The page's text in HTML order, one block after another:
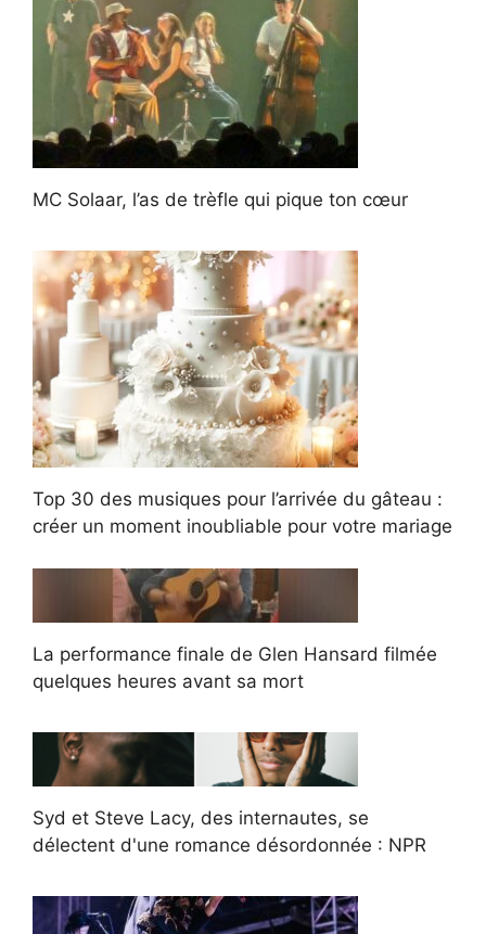
MC Solaar, l’as de trèfle qui pique ton cœur
Top 30 des musiques pour l’arrivée du gâteau :
créer un moment inoubliable pour votre mariage
La performance finale de Glen Hansard filmée
quelques heures avant sa mort
Syd et Steve Lacy, des internautes, se
délectent d'une romance désordonnée : NPR